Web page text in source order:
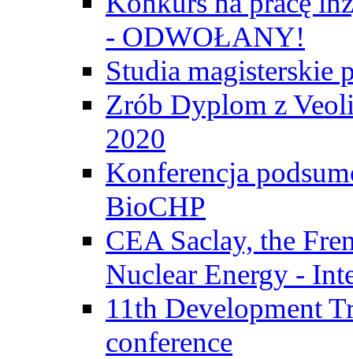
- ODWOŁANY!
Studia magisterskie
Zrób Dyplom z
2020
Konferencja
BioCHP
CEA Saclay, the
Nuclear Energy -
11th Development
conference